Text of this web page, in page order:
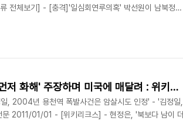
체보기] - [충격]'일심회연루의혹' 박선원이 남북정상
전 북한매체 단지 '8시 30분'으로 보도 2011/12/20 -
현정은, 대북사업 중단되자 '남한이 먼저 화해' 주장하며 미국에 매달려 : 위키리크스한국전문
2004년 용천역 폭발사건은 암살시도 인정' - '김정일,
문 2011/01/01 - [위키리크스] - 현정은, '북보다 남이 더